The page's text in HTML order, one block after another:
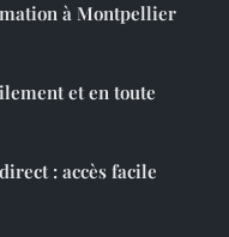
à Montpellier
et en toute
: accès facile